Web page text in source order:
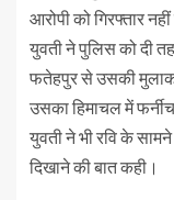
आरोपी को गिरफ्तार
युवती ने पुलिस को दी
फतेहपुर से उसकी
उसका हिमाचल में
युवती ने भी रवि के
दिखाने की बात कही।